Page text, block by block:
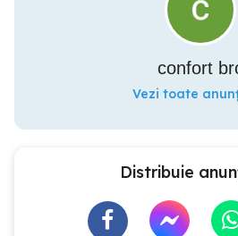
confort
Vezi toate
Distribuie